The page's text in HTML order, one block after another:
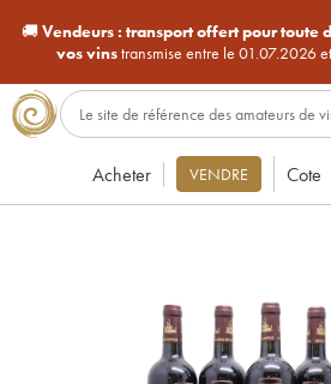
🚚Vendeurs : transport offert pour toute
vos vinstransmise entre le 01.07.2026
Acheter VENDRE Cote